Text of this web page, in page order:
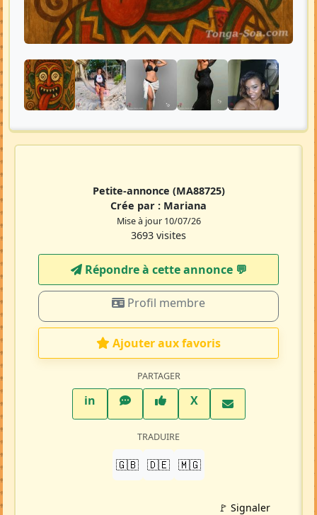
Petite-annonce (MA88725)
Crée par : Mariana
Mise à jour 10/07/26
3693 visites
Répondre à cette annonce 💬​
Profil membre
Ajouter aux favoris
PARTAGER
inLinkedInWhatsAppFacebook
XTwitter X
TRADUIRE
🇬🇧 🇩🇪 🇲🇬
🚩 Signaler